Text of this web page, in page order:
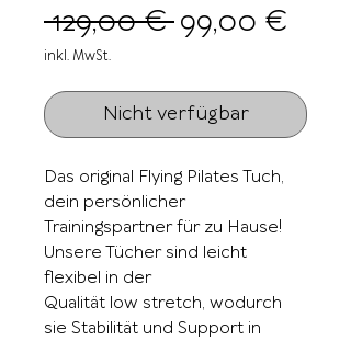
129,00 € Standardpreis
99,00 €
inkl. MwSt.
Nicht verfügbar
Das original Flying Pilates Tuch,
dein persönlicher
Trainingspartner für zu Hause!
Unsere Tücher sind leicht
flexibel in der
Qualität low stretch, wodurch
sie Stabilität und Support in